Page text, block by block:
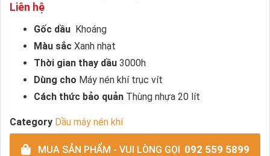
Liên hệ
Gốc dầu Khoáng
Màu sắc Xanh nhạt
Thời gian thay dầu 3000h
Dùng cho Máy nén khí trục vít
Cách thức bảo quản Thùng nhựa 20 lít
Category Dầu máy nén khí
MUA SẢN PHẨM - VUI LÒNG GỌI 092 559 5899